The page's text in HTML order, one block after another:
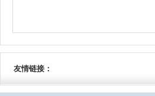
友情链接：